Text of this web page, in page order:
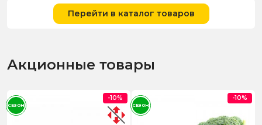
Перейти в каталог товаров
Акционные товары
-10%
СЕЗОН
-10%
СЕЗОН